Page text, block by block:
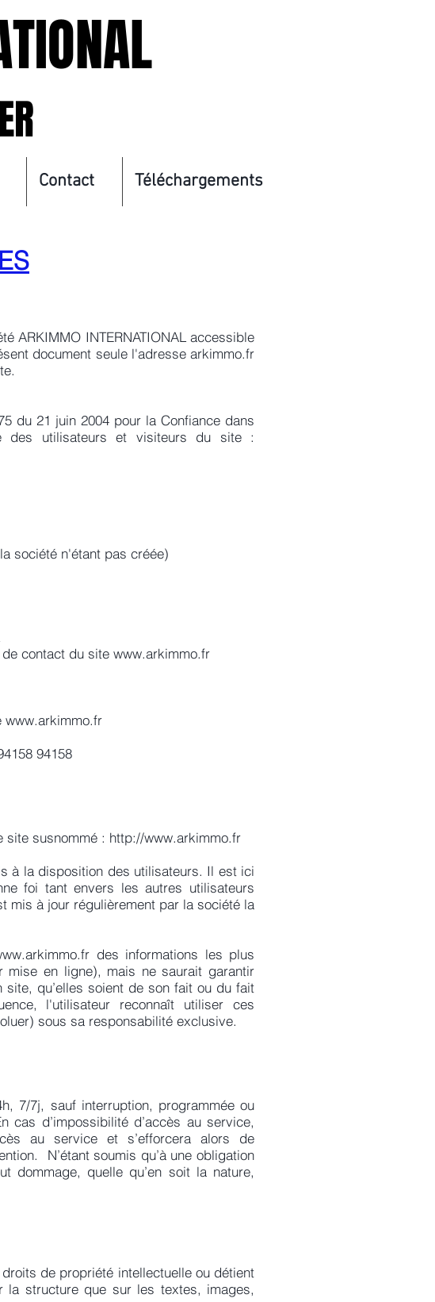
Contact Téléchargements
ARKIMMO INTERNATIONAL accessible
document seule l'adresse arkimmo.fr
du 21 juin 2004 pour la Confiance dans
des utilisateurs et visiteurs du site :
société n'étant pas créée)
contact du site www.arkimmo.fr
www.arkimmo.fr
94158
site susnommé : http://www.arkimmo.fr
à la disposition des utilisateurs. Il est ici
foi tant envers les autres utilisateurs
mis à jour régulièrement par la société la
des informations les plus
mise en ligne), mais ne saurait garantir
qu’elles soient de son fait ou du fait
l'utilisateur reconnaît utiliser ces
sous sa responsabilité exclusive.
7/7j, sauf interruption, programmée ou
d’impossibilité d’accès au service,
au service et s’efforcera alors de
N’étant soumis qu’à une obligation
dommage, quelle qu’en soit la nature,
de propriété intellectuelle ou détient
structure que sur les textes, images,